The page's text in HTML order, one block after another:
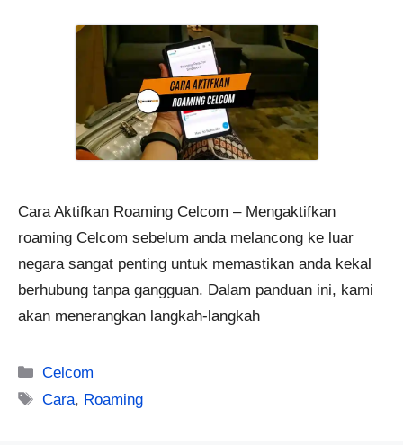
Cara Aktifkan Roaming Celcom – Mengaktifkan
roaming Celcom sebelum anda melancong ke luar
negara sangat penting untuk memastikan anda kekal
berhubung tanpa gangguan. Dalam panduan ini, kami
akan menerangkan langkah-langkah
Categories
Celcom
Tags
Cara, Roaming